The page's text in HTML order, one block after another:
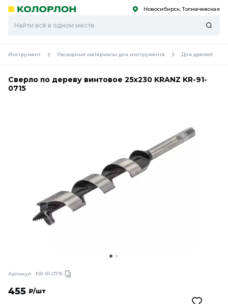
Скоро
Скоро Новосибирск, Толмачевская
Инструмент Расходные материалы для инструмента Для дрелей
Сверло по дереву винтовое 25х230 KRANZ KR-91-
0715
Артикул: KR-91-0715
455 ₽/шт